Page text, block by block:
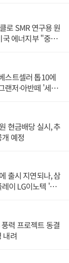
로 SMR 연구용 원
국 에너지부 "중요
스트셀러 톱10에
랜저·아반떼 '세단
현금배당 실시, 추
예정
출시 지연되나, 삼
이 LG이노텍 '탈
력 프로젝트 동결
내려